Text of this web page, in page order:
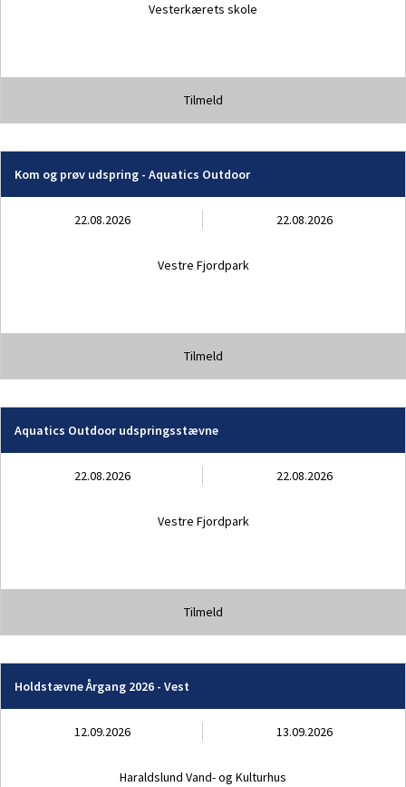
Vesterkærets skole
Tilmeld
Kom og prøv udspring - Aquatics Outdoor
22.08.2026 22.08.2026
Vestre Fjordpark
Tilmeld
Aquatics Outdoor udspringsstævne
22.08.2026 22.08.2026
Vestre Fjordpark
Tilmeld
Holdstævne Årgang 2026 - Vest
12.09.2026 13.09.2026
Haraldslund Vand- og Kulturhus